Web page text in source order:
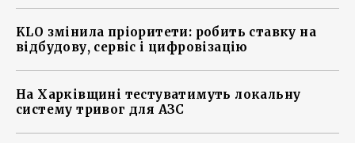
KLO змінила пріоритети: робить ставку на
відбудову, сервіс і цифровізацію
На Харківщині тестуватимуть локальну
систему тривог для АЗС